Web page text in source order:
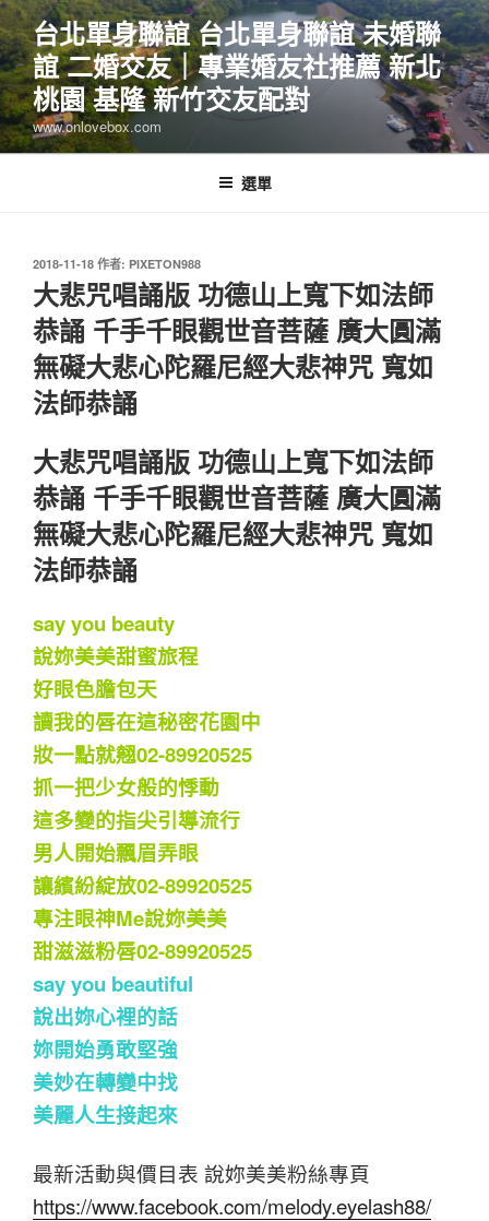
跳
至
主
要
內
容
台北單身聯誼 台北單身聯誼 未婚聯
誼 二婚交友｜專業婚友社推薦 新北
桃園 基隆 新竹交友配對
www.onlovebox.com
選單
發
於
2018-11-18 作者: PIXETON988
大悲咒唱誦版 功德山上寬下如法師
恭誦 千手千眼觀世音菩薩 廣大圓滿
無礙大悲心陀羅尼經大悲神咒 寬如
法師恭誦
大悲咒唱誦版 功德山上寬下如法師
恭誦 千手千眼觀世音菩薩 廣大圓滿
無礙大悲心陀羅尼經大悲神咒 寬如
法師恭誦
say you beauty
說妳美美甜蜜旅程
好眼色膽包天
讀我的唇在這秘密花園中
妝一點就翹02-89920525
抓一把少女般的悸動
這多變的指尖引導流行
男人開始飄眉弄眼
讓繽紛綻放02-89920525
專注眼神Me說妳美美
甜滋滋粉唇02-89920525
say you beautiful
說出妳心裡的話
妳開始勇敢堅強
美妙在轉變中找
美麗人生接起來
最新活動與價目表 說妳美美粉絲專頁
https://www.facebook.com/melody.eyelash88/